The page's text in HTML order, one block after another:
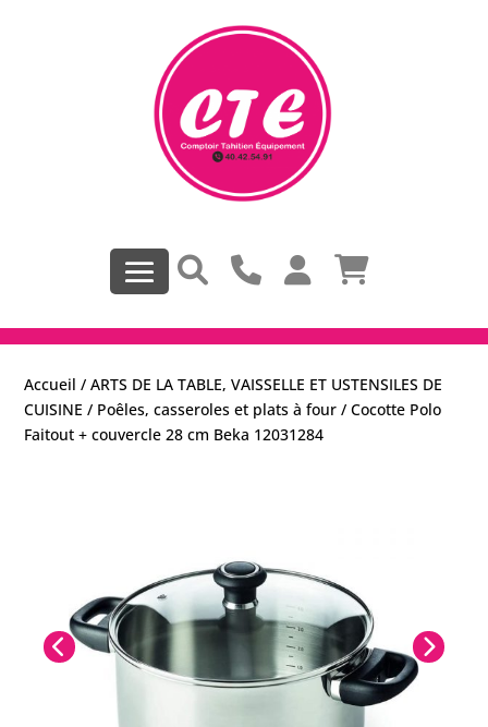
Accueil /ARTS DE LA TABLE, VAISSELLE ET USTENSILES DE
CUISINE / Poêles, casseroles et plats à four / Cocotte Polo
Faitout + couvercle 28 cm Beka 12031284